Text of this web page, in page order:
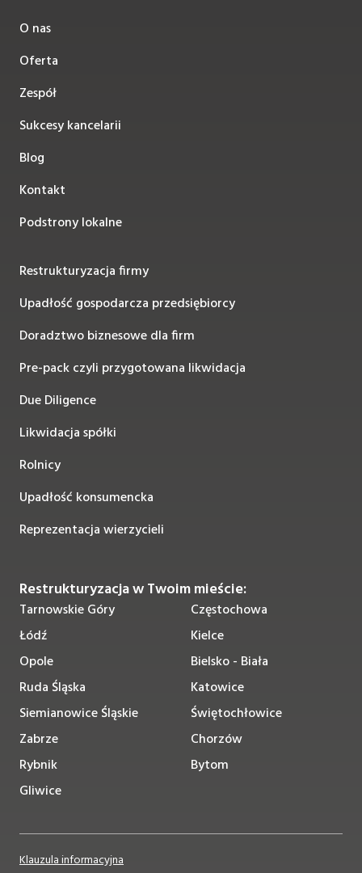
O nas
Oferta
Zespół
Sukcesy kancelarii
Blog
Kontakt
Podstrony lokalne
Restrukturyzacja firmy
Upadłość gospodarcza przedsiębiorcy
Doradztwo biznesowe dla firm
Pre-pack czyli przygotowana likwidacja
Due Diligence
Likwidacja spółki
Rolnicy
Upadłość konsumencka
Reprezentacja wierzycieli
Restrukturyzacja w Twoim mieście:
Tarnowskie Góry
Częstochowa
Łódź
Kielce
Opole
Bielsko - Biała
Ruda Śląska
Katowice
Siemianowice Śląskie
Świętochłowice
Zabrze
Chorzów
Rybnik
Bytom
Gliwice
Klauzula informacyjna